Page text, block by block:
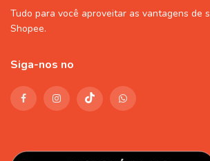
Tudo para você aproveitar as vantagens de
Shopee.
Siga-nos no